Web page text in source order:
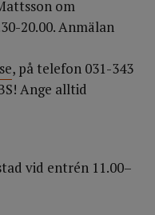
om
20.00. Anmälan
, på telefon 031-343
Ange alltid
vid entrén 11.00–